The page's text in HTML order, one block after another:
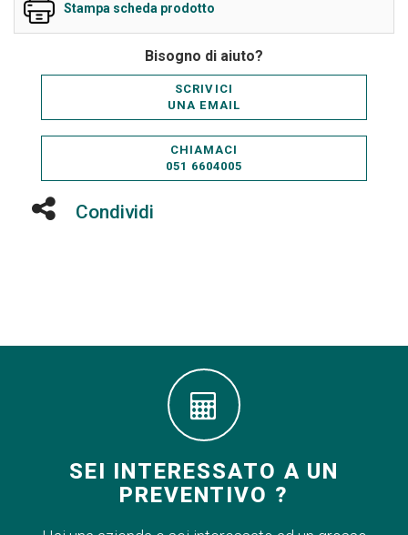
Stampa scheda prodotto
Bisogno di aiuto?
SCRIVICI
UNA EMAIL
CHIAMACI
051 6604005
Condividi
SEI INTERESSATO A UN
PREVENTIVO ?